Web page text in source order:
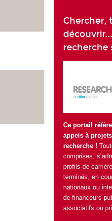
Chercher,
recherche
Ce portail
appels à
recherche !
comprises,
profils de
terminés, en
nationaux ou
de financeurs
associatifs ou